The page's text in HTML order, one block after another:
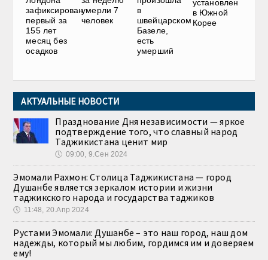
зафиксирован
первый за
155 лет
месяц без
осадков
умерли 7
человек
в
швейцарском
Базеле,
есть
умерший
установлен
в Южной
Корее
АКТУАЛЬНЫЕ НОВОСТИ
Празднование Дня независимости — яркое
подтверждение того, что славный народ
Таджикистана ценит мир
🕔 09:00, 9.Сен 2024
Эмомали Рахмон: Столица Таджикистана — город
Душанбе является зеркалом истории и жизни
таджикского народа и государства таджиков
🕔 11:48, 20.Апр 2024
Рустами Эмомали: Душанбе – это наш город, наш дом
надежды, который мы любим, гордимся им и доверяем
ему!